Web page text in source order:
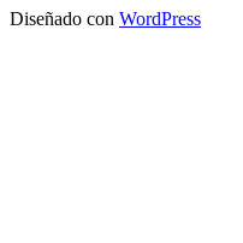
Diseñado con WordPress